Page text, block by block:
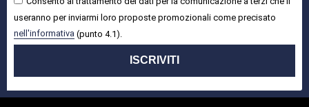
useranno per inviarmi loro proposte promozionali come precisato
nell'informativa (punto 4.1).
ISCRIVITI